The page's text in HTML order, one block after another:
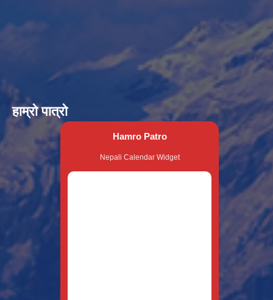
हाम्रो पात्रो
Hamro Patro
Nepali Calendar Widget